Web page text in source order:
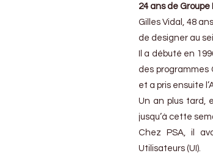
24 ans de
Gilles Vidal, 48
de designer au
Il a débuté en
des programmes
et a pris ensuite
Un an plus tard,
jusqu’à cette
Chez PSA, il
Utilisateurs (UI).